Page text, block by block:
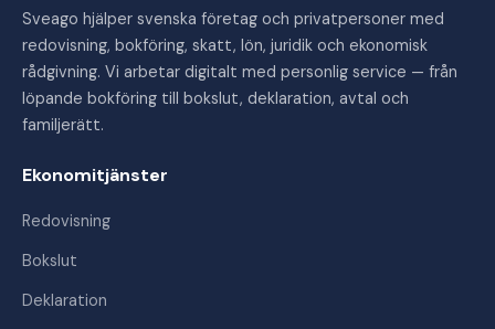
Sveago hjälper svenska företag och privatpersoner med
redovisning, bokföring, skatt, lön, juridik och ekonomisk
rådgivning. Vi arbetar digitalt med personlig service — från
löpande bokföring till bokslut, deklaration, avtal och
familjerätt.
Ekonomitjänster
Redovisning
Bokslut
Deklaration